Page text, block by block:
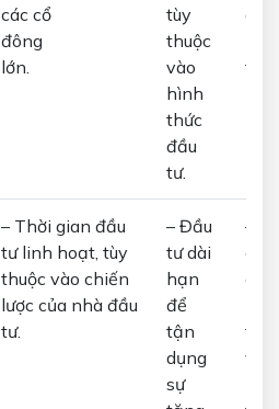
các cổ
đông
lớn.
tùy
thuộc
vào
hình
thức
đầu
tư.
– Thời gian đầu
tư linh hoạt, tùy
thuộc vào chiến
lược của nhà đầu
tư.
– Đầu
tư dài
hạn
để
tận
dụng
sự
–
gian
vào